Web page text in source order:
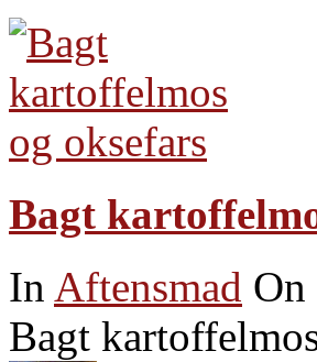
Bagt
In Aftensmad On
Bagt